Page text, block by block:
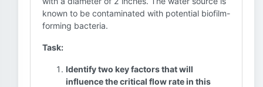
known to be contaminated with potential biofilm-
forming bacteria.
Task:
Identify two key factors that will
influence the critical flow rate in this